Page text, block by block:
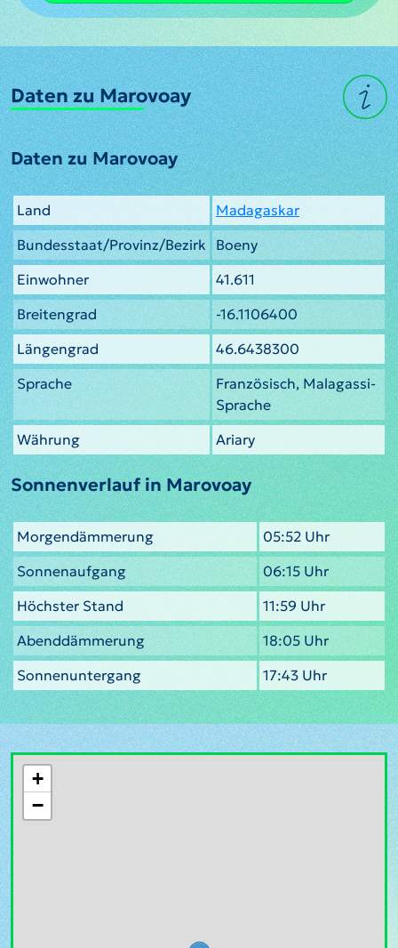
Daten zu Marovoay
Daten zu Marovoay
Land
Madagaskar
Bundesstaat/Provinz/Bezirk
Boeny
Einwohner
41.611
Breitengrad
-16.1106400
Längengrad
46.6438300
Sprache
Französisch, Malagassi-
Sprache
Währung
Ariary
Sonnenverlauf in Marovoay
Morgendämmerung
05:52 Uhr
Sonnenaufgang
06:15 Uhr
Höchster Stand
11:59 Uhr
Abenddämmerung
18:05 Uhr
Sonnenuntergang
17:43 Uhr
+
−